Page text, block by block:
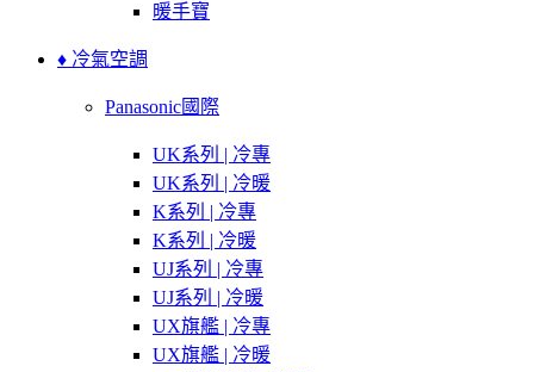
暖手寶
♦ 冷氣空調
Panasonic國際
UK系列 | 冷專
UK系列 | 冷暖
K系列 | 冷專
K系列 | 冷暖
UJ系列 | 冷專
UJ系列 | 冷暖
UX旗艦 | 冷專
UX旗艦 | 冷暖